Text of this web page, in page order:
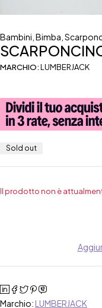
Bambini Bimba
MARCHIO:LUMBERJACK
Sold out
Il prodotto non è
Marchio: LUMBERJACK